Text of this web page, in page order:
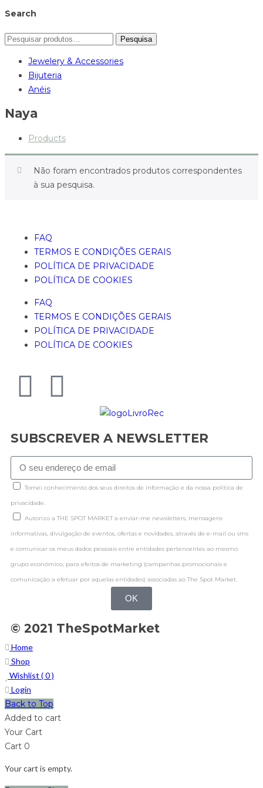
Search
Pesquisa
Jewelery & Accessories
Bijuteria
Anéis
Naya
Products
Não foram encontrados produtos correspondentes
à sua pesquisa.
FAQ
TERMOS E CONDIÇÕES GERAIS
POLÍTICA DE PRIVACIDADE
POLÍTICA DE COOKIES
FAQ
TERMOS E CONDIÇÕES GERAIS
POLÍTICA DE PRIVACIDADE
POLÍTICA DE COOKIES
SUBSCREVER A NEWSLETTER
Tomei conhecimento dos seus direitos de informação e da nossa politica de
privacidade.
Autorizo a THE SPOT MARKET a enviar-me newsletters, mensagens
informativas, divulgação de eventos, ofertas e novidades, através de e-mail ou sms
e comunicar os meus dados pessoais entre entidades pertencentes ao mesmo
grupo económico, para efeitos de marketing (campanhas promocionais e
comunicação a efetuar por aquelas entidades) associadas ao The Spot Market.
OK
© 2021 TheSpotMarket
Home
Shop
Wishlist (0)
Login
Back to Top
Added to cart
Your Cart
Cart 0
Your cart is empty.